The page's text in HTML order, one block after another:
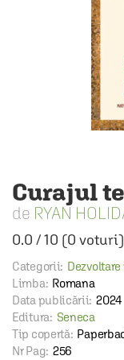
Curajul
RYAN
0.0 /10 (0 voturi)
Categorii:
Limba: Romana
Data publicării: 2024
Editura: Seneca
Tip copertă:
Nr Pag: 256